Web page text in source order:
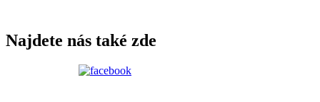
Najdete nás také zde